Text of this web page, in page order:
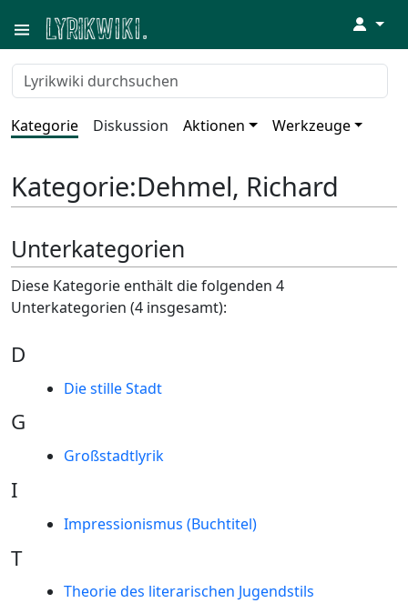
↓
Kategorie Diskussion Aktionen Werkzeuge
Kategorie:Dehmel, Richard
Unterkategorien
Diese Kategorie enthält die folgenden 4
Unterkategorien (4 insgesamt):
D
Die stille Stadt
G
Großstadtlyrik
I
Impressionismus (Buchtitel)
T
Theorie des literarischen Jugendstils